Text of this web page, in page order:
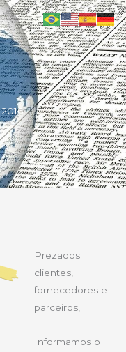
Prezados
clientes,
fornecedores e
parceiros,
Informamos o